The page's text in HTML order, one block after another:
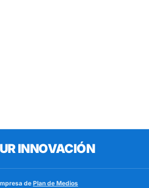
INNOVACIÓN
de Plan de Medios